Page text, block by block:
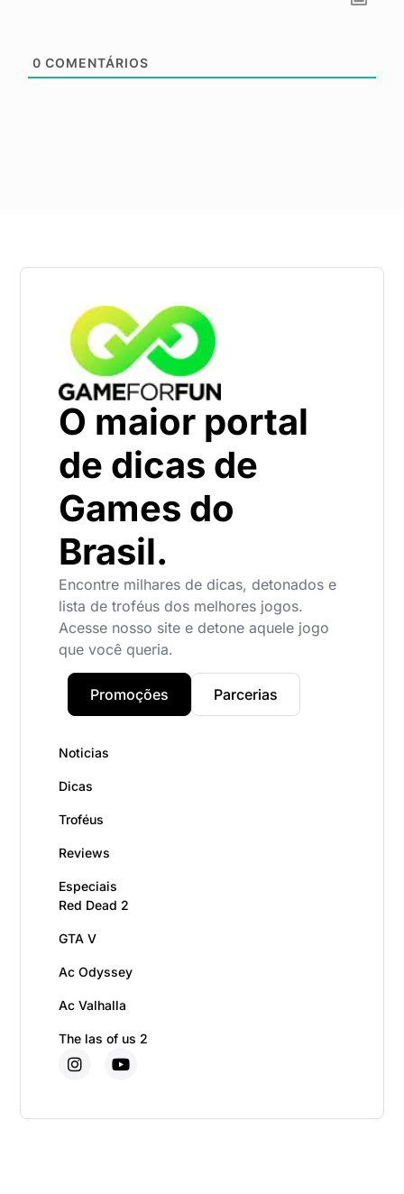
0 COMENTÁRIOS
O maior portal
de dicas de
Games do
Brasil.
Encontre milhares de dicas, detonados e
lista de troféus dos melhores jogos.
Acesse nosso site e detone aquele jogo
que você queria.
Promoções Parcerias
Noticias
Dicas
Troféus
Reviews
Especiais
Red Dead 2
GTA V
Ac Odyssey
Ac Valhalla
The las of us 2